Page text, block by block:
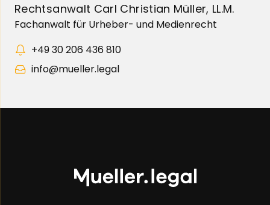
Rechtsanwalt Carl Christian Müller, LL.M.
Fachanwalt für Urheber- und Medienrecht
+49 30 206 436 810
info@mueller.legal